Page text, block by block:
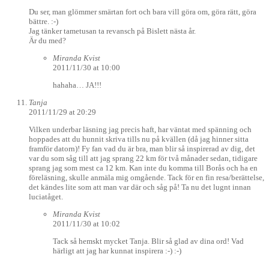
Du ser, man glömmer smärtan fort och bara vill göra om, göra rätt, göra
bättre. :-)
Jag tänker tametusan ta revansch på Bislett nästa år.
Är du med?
Miranda Kvist
2011/11/30 at 10:00
hahaha… JA!!!
Tanja
2011/11/29 at 20:29
Vilken underbar läsning jag precis haft, har väntat med spänning och
hoppades att du hunnit skriva tills nu på kvällen (då jag hinner sitta
framför datorn)! Fy fan vad du är bra, man blir så inspirerad av dig, det
var du som såg till att jag sprang 22 km för två månader sedan, tidigare
sprang jag som mest ca 12 km. Kan inte du komma till Borås och ha en
föreläsning, skulle anmäla mig omgående. Tack för en fin resa/berättelse,
det kändes lite som att man var där och såg på! Ta nu det lugnt innan
luciatåget.
Miranda Kvist
2011/11/30 at 10:02
Tack så hemskt mycket Tanja. Blir så glad av dina ord! Vad
härligt att jag har kunnat inspirera :-) :-)